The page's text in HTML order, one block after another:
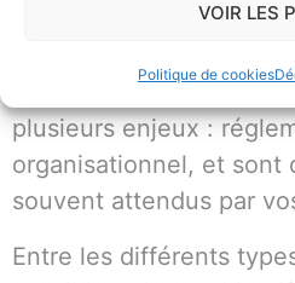
VOIR LES
Politique de cookies
dans votre structure
plusieurs enjeux :
organisationnel, et sont
souvent attendus par
Entre les différents